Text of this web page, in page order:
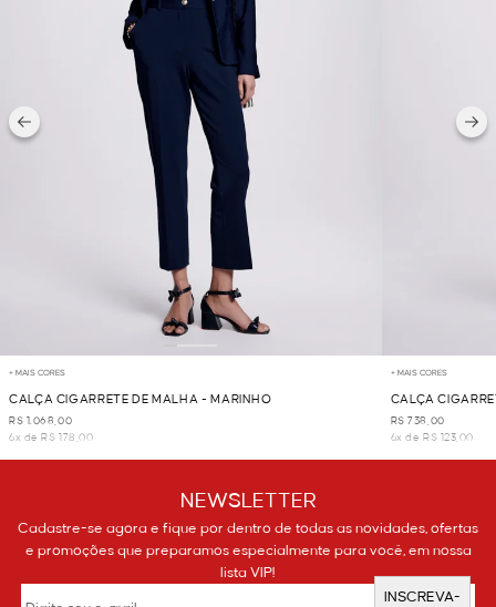
+ MAIS CORES
CALÇA CIGARRETE DE MALHA - MARINHO
R$ 1.068,00
6x de R$ 178,00
+ MAIS CORES
CALÇA
R$ 738,00
6x de R$ 123,00
NEWSLETTER
Cadastre-se agora e fique por dentro de todas as novidades, ofertas
e promoções que preparamos especialmente para você, em nossa
lista VIP!
INSCREVA-